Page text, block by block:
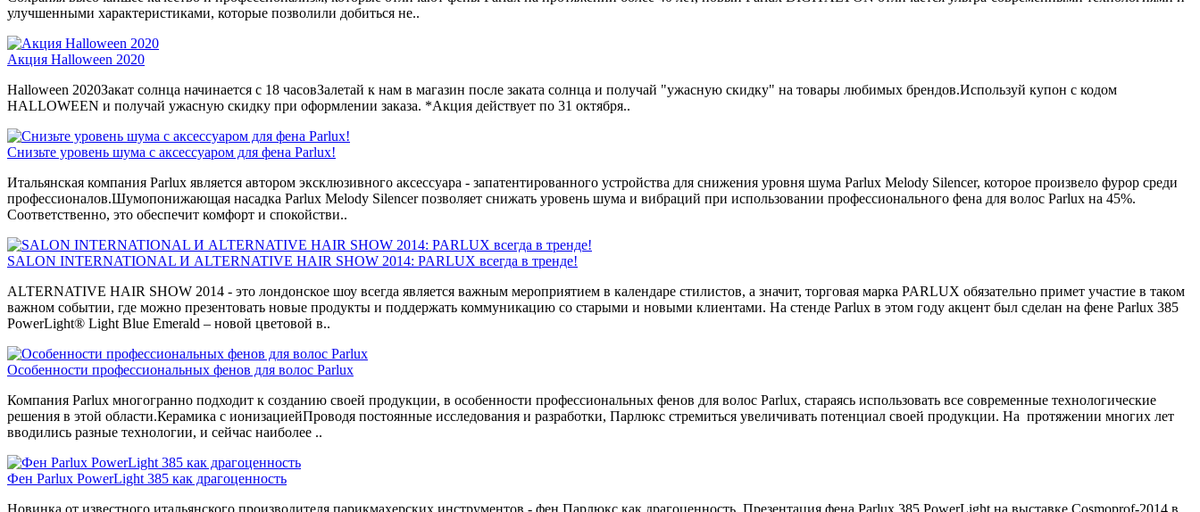
улучшенными характеристиками, которые позволили добиться не..
Акция Halloween 2020
Halloween 2020Закат солнца начинается с 18 часовЗалетай к нам в магазин после заката солнца и получай "ужасную скидку" на товары любимых брендов.Используй купон с кодом
HALLOWEEN и получай ужасную скидку при оформлении заказа. *Акция действует по 31 октября..
Снизьте уровень шума с аксессуаром для фена Parlux!
Итальянская компания Parlux является автором эксклюзивного аксессуара - запатентированного устройства для снижения уровня шума Parlux Melody Silencer, которое произвело фурор среди
профессионалов.Шумопонижающая насадка Parlux Melody Silencer позволяет снижать уровень шума и вибраций при использовании профессионального фена для волос Parlux на 45%.
Соответственно, это обеспечит комфорт и спокойстви..
SALON INTERNATIONAL И ALTERNATIVE HAIR SHOW 2014: PARLUX всегда в тренде!
ALTERNATIVE HAIR SHOW 2014 - это лондонское шоу всегда является важным мероприятием в календаре стилистов, а значит, торговая марка PARLUX обязательно примет участие в таком
важном событии, где можно презентовать новые продукты и поддержать коммуникацию со старыми и новыми клиентами. На стенде Parlux в этом году акцент был сделан на фене Parlux 385
PowerLight® Light Blue Emerald – новой цветовой в..
Особенности профессиональных фенов для волос Parlux
Компания Parlux многогранно подходит к созданию своей продукции, в особенности профессиональных фенов для волос Parlux, стараясь использовать все современные технологические
решения в этой области.Керамика с ионизациейПроводя постоянные исследования и разработки, Парлюкс стремиться увеличивать потенциал своей продукции. На протяжении многих лет
вводились разные технологии, и сейчас наиболее ..
Фен Parlux PowerLight 385 как драгоценность